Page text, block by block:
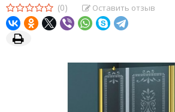
(0) Оставить отзыв